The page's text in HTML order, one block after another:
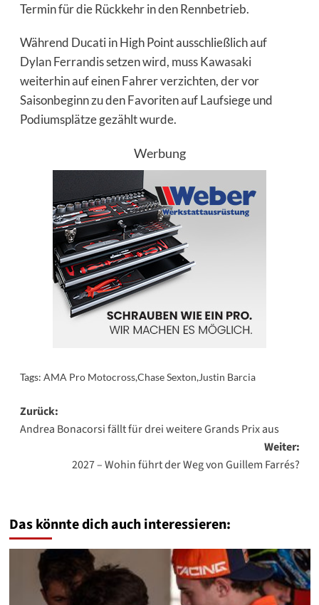
Termin für die Rückkehr in den Rennbetrieb.
Während Ducati in High Point ausschließlich auf
Dylan Ferrandis setzen wird, muss Kawasaki
weiterhin auf einen Fahrer verzichten, der vor
Saisonbeginn zu den Favoriten auf Laufsiege und
Podiumsplätze gezählt wurde.
Werbung
Tags: AMA Pro Motocross,Chase Sexton,Justin Barcia
Beitragsnavigation
Zurück:
Andrea Bonacorsi fällt für drei weitere Grands Prix aus
Weiter:
2027 – Wohin führt der Weg von Guillem Farrés?
Das könnte dich auch interessieren: